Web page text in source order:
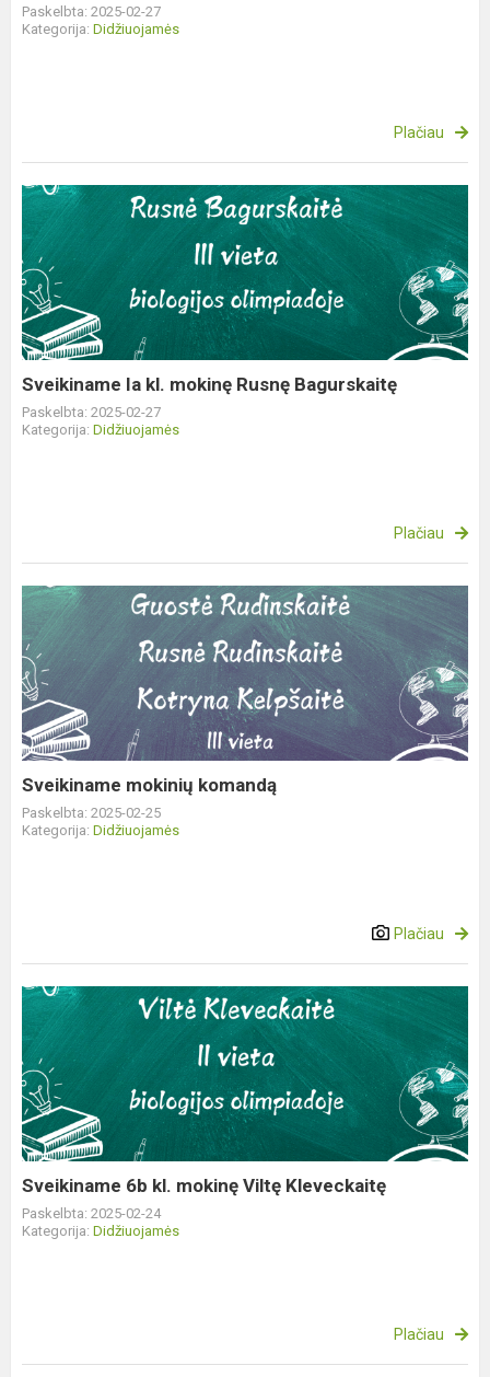
Paskelbta: 2025-02-27
Kategorija: Didžiuojamės
Plačiau
Sveikiname
kl.
mokinę
Rusnę
Bagurskaitę
Sveikiname Ia kl. mokinę Rusnę Bagurskaitę
Paskelbta: 2025-02-27
Kategorija: Didžiuojamės
Plačiau
Sveikiname
mokinių
komandą
Sveikiname mokinių komandą
Paskelbta: 2025-02-25
Kategorija: Didžiuojamės
Plačiau
Sveikiname
6b
kl.
mokinę
Viltę
Kleveckaitę
Sveikiname 6b kl. mokinę Viltę Kleveckaitę
Paskelbta: 2025-02-24
Kategorija: Didžiuojamės
Plačiau